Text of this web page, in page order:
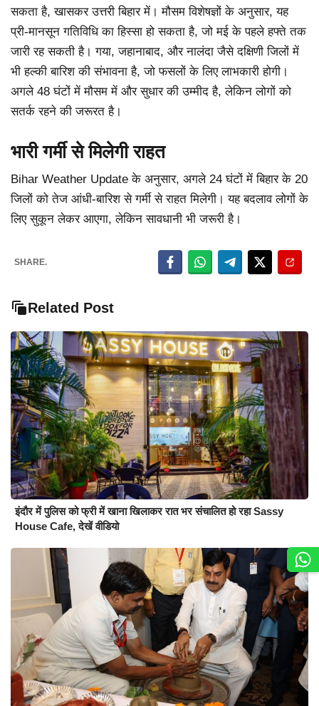
सकता है, खासकर उत्तरी बिहार में। मौसम विशेषज्ञों के अनुसार, यह
प्री-मानसून गतिविधि का हिस्सा हो सकता है, जो मई के पहले हफ्ते तक
जारी रह सकती है। गया, जहानाबाद, और नालंदा जैसे दक्षिणी जिलों में
भी हल्की बारिश की संभावना है, जो फसलों के लिए लाभकारी होगी।
अगले 48 घंटों में मौसम में और सुधार की उम्मीद है, लेकिन लोगों को
सतर्क रहने की जरूरत है।
भारी गर्मी से मिलेगी राहत
Bihar Weather Update के अनुसार, अगले 24 घंटों में बिहार के 20
जिलों को तेज आंधी-बारिश से गर्मी से राहत मिलेगी। यह बदलाव लोगों के
लिए सुकून लेकर आएगा, लेकिन सावधानी भी जरूरी है।
SHARE.
Related Post
इंदौर में पुलिस को फ्री में खाना खिलाकर रात भर संचालित हो रहा Sassy
House Cafe, देखें वीडियो